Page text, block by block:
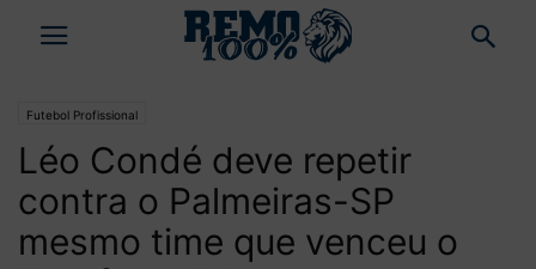
Futebol Profissional
Léo Condé deve repetir
contra o Palmeiras-SP
mesmo time que venceu o